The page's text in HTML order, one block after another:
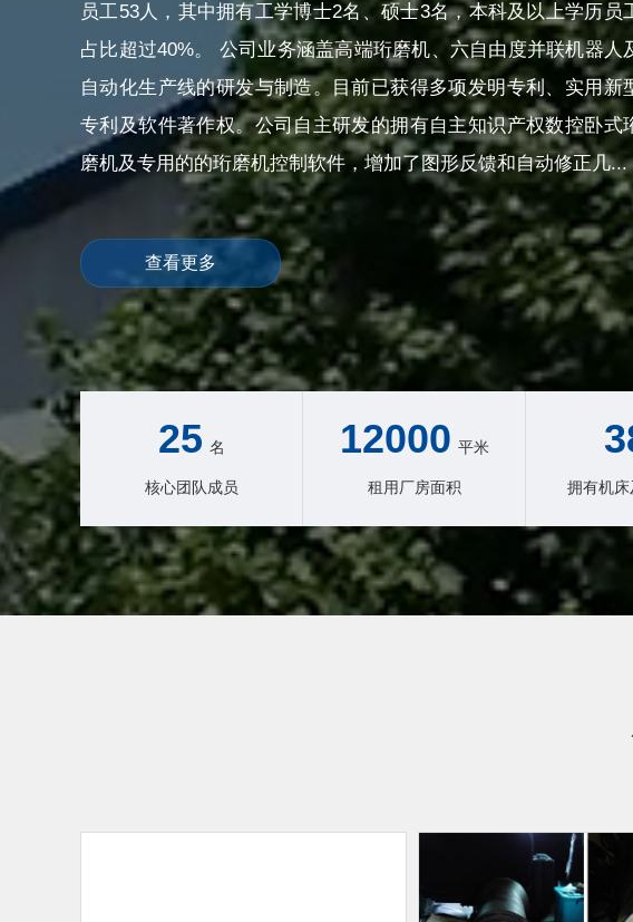
员工53人，其中拥有工学博士2名、硕士3名，本科及以上学历员
占比超过40%。 公司业务涵盖高端珩磨机、六自由度并联机器人
自动化生产线的研发与制造。目前已获得多项发明专利、实用新
专利及软件著作权。公司自主研发的拥有自主知识产权数控卧式
磨机及专用的的珩磨机控制软件，增加了图形反馈和自动修正几...
查看更多
25 名
核心团队成员
12000 平米
租用厂房面积 拥有机